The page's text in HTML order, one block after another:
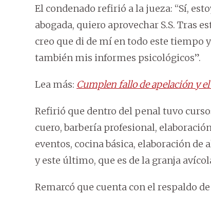
El condenado refirió a la jueza: “Sí,
abogada, quiero aprovechar S.S. Tras
creo que di de mí en todo este tiempo
también mis informes psicológicos”.
Lea más: Cumplen fallo de apelación y
Refirió que dentro del penal tuvo
cuero, barbería profesional,
eventos, cocina básica, elaboración de
y este último, que es de la granja
Remarcó que cuenta con el respaldo